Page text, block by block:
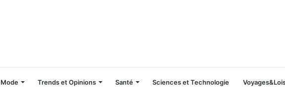
Mode Trends et Opinions Santé Sciences et Technologie